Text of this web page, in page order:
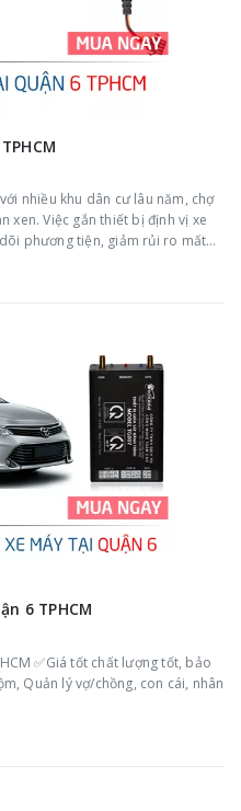
nhiều khu dân cư lâu năm, chợ
xen. Việc gắn thiết bị định vị xe
phương tiện, giảm rủi ro mất
hoạt hằng ngày.
6 TPHCM
✅Giá tốt chất lượng tốt, bảo
Quản lý vợ/chồng, con cái, nhân